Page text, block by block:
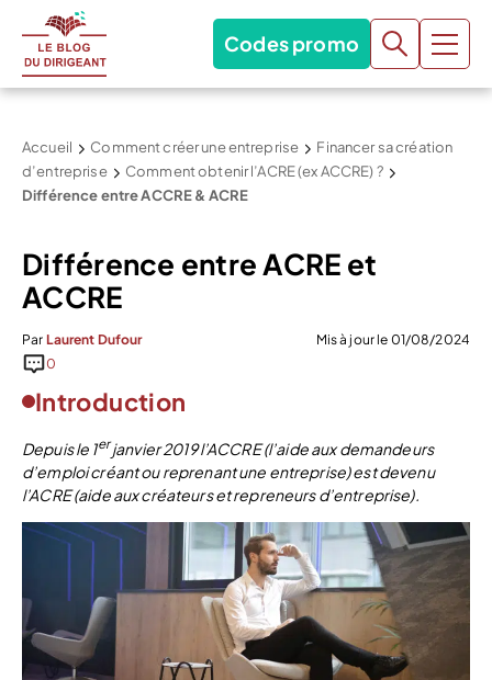
Codes promo
Accueil Comment créer une entreprise
Financer sa création
d’entreprise
Comment obtenir l’ACRE (ex ACCRE) ?
Différence entre ACCRE & ACRE
Différence entre ACRE et
ACCRE
Par Laurent Dufour
Mis à jour le 01/08/2024
0
Introduction
Depuis le 1erjanvier 2019 l’ACCRE (l’aide aux demandeurs
d’emploi créant ou reprenant une entreprise) est devenu
l’ACRE (aide aux créateurs et repreneurs d’entreprise).